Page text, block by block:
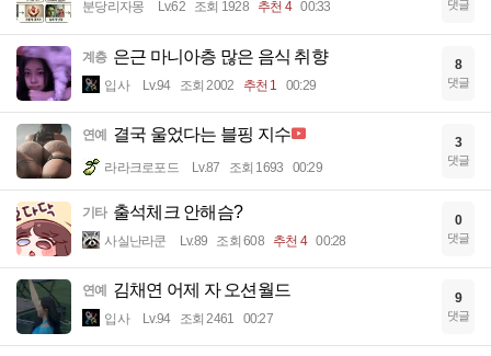
분당리자몽 Lv.62 조회 1928 추천 4 00:33 댓글
계층 은근 마니아층 많은 음식 취향
입사 Lv.94 조회 2002 추천 1 00:29
8
댓글
연예 결국 울었다는 블핑 지수
라라크로포드 Lv.87 조회 1693 00:29
3
댓글
기타 출석체크 안해슴?
사실난라쿤 Lv.89 조회 608 추천 4 00:28
0
댓글
연예 김채연 어제 자 오션월드
입사 Lv.94 조회 2461 00:27
9
댓글